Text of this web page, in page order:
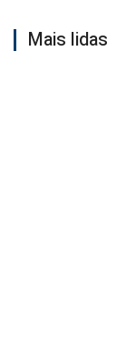
Mais lidas